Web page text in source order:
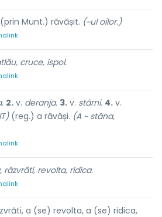
Munt.) răvășit. (~ul oilor.)
cruce, ispol.
2. v. deranja. 3. v. stârni. 4. v.
(reg.) a răvăși. (A ~ stâna,
răzvrăti, revolta, ridica.
a (se) revolta, a (se) ridica,